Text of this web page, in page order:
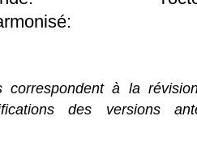
correspondent à la
des versions